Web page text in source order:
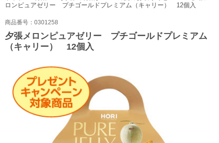
ロンピュアゼリー プチゴールドプレミアム（キャリー） 12個入
商品番号：0301258
夕張メロンピュアゼリー プチゴールドプレミアム
（キャリー） 12個入